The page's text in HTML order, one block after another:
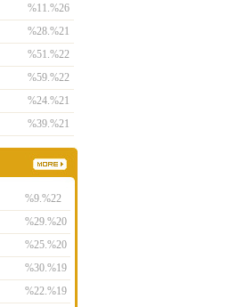
统计培训中心—联合国统计合作中心揭牌
%11.%26
%28.%21
%51.%22
%59.%22
%24.%21
%39.%21
%9.%22
%29.%20
%25.%20
%30.%19
%22.%19